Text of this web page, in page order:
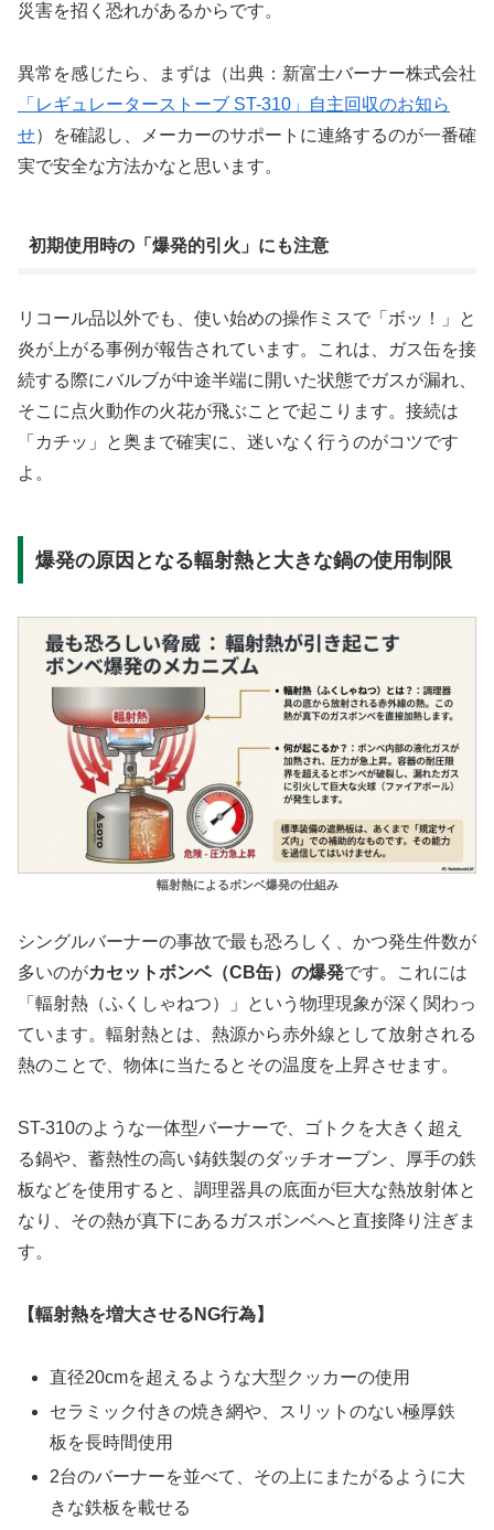
災害を招く恐れがあるからです。
異常を感じたら、まずは（出典：新富士バーナー株式会社
「レギュレーターストーブ ST-310」自主回収のお知ら
せ）を確認し、メーカーのサポートに連絡するのが一番確
実で安全な方法かなと思います。
初期使用時の「爆発的引火」にも注意
リコール品以外でも、使い始めの操作ミスで「ボッ！」と
炎が上がる事例が報告されています。これは、ガス缶を接
続する際にバルブが中途半端に開いた状態でガスが漏れ、
そこに点火動作の火花が飛ぶことで起こります。接続は
「カチッ」と奥まで確実に、迷いなく行うのがコツです
よ。
爆発の原因となる輻射熱と大きな鍋の使用制限
輻射熱によるボンベ爆発の仕組み
シングルバーナーの事故で最も恐ろしく、かつ発生件数が
多いのがカセットボンベ（CB缶）の爆発です。これには
「輻射熱（ふくしゃねつ）」という物理現象が深く関わっ
ています。輻射熱とは、熱源から赤外線として放射される
熱のことで、物体に当たるとその温度を上昇させます。
ST-310のような一体型バーナーで、ゴトクを大きく超え
る鍋や、蓄熱性の高い鋳鉄製のダッチオーブン、厚手の鉄
板などを使用すると、調理器具の底面が巨大な熱放射体と
なり、その熱が真下にあるガスボンベへと直接降り注ぎま
す。
【輻射熱を増大させるNG行為】
直径20cmを超えるような大型クッカーの使用
セラミック付きの焼き網や、スリットのない極厚鉄
板を長時間使用
2台のバーナーを並べて、その上にまたがるように大
きな鉄板を載せる